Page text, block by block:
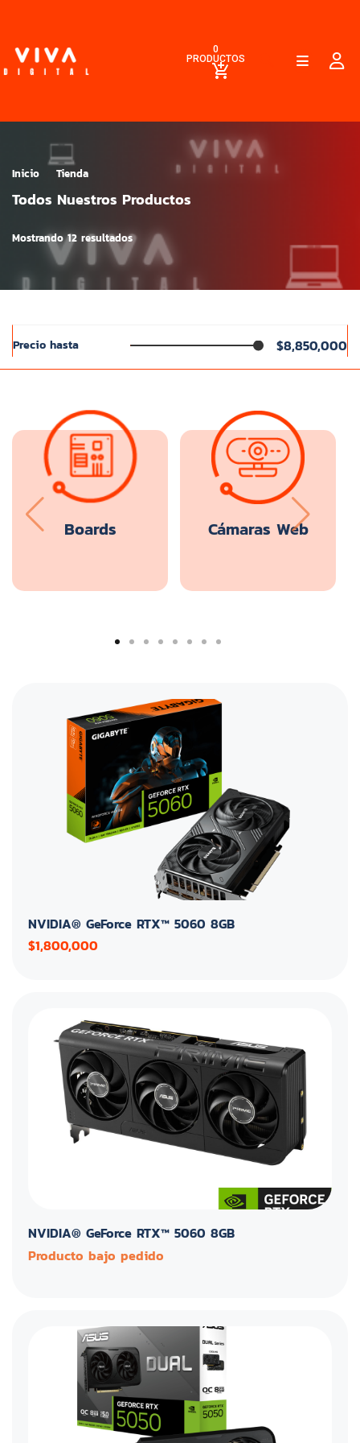
0
PRODUCTOS
Inicio Tienda
Todos Nuestros Productos
Mostrando 12 resultados
Precio hasta $8,850,000
Boards Cámaras Web
NVIDIA® GeForce RTX™ 5060 8GB
$1,800,000
NVIDIA® GeForce RTX™ 5060 8GB
Producto bajo pedido